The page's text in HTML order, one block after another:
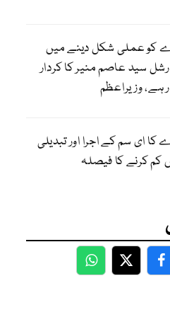
کو عملی شکل دینے میں
سید عاصم منیر کا کردار
ہے، وزیراعظم
کا ای سم کے اجرا اور تبدیلی
کرنے کا فیصلہ
WhatsApp
Twitter